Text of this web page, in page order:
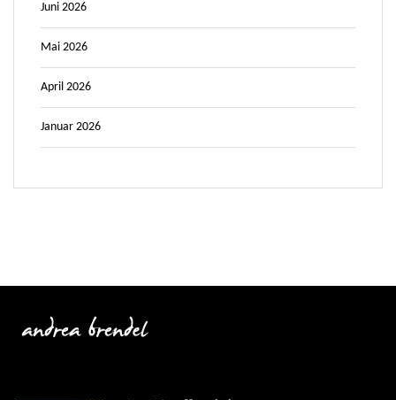
Juni 2026
Mai 2026
April 2026
Januar 2026